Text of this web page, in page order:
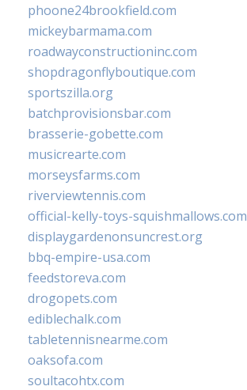
phoone24brookfield.com
mickeybarmama.com
roadwayconstructioninc.com
shopdragonflyboutique.com
sportszilla.org
batchprovisionsbar.com
brasserie-gobette.com
musicrearte.com
morseysfarms.com
riverviewtennis.com
official-kelly-toys-squishmallows.com
displaygardenonsuncrest.org
bbq-empire-usa.com
feedstoreva.com
drogopets.com
ediblechalk.com
tabletennisnearme.com
oaksofa.com
soultacohtx.com